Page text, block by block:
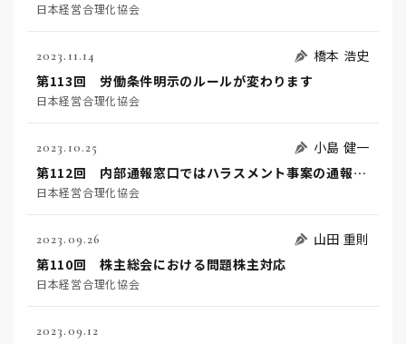
日本経営合理化協会
2023.11.14
橋本 浩史
第113回 労働条件明示のルールが変わります
日本経営合理化協会
2023.10.25
小島 健一
第112回 内部通報窓口ではハラスメント事案の通報を受け付けるべきではない⁈
日本経営合理化協会
2023.09.26
山田 重則
第110回 株主総会における問題株主対応
日本経営合理化協会
2023.09.12